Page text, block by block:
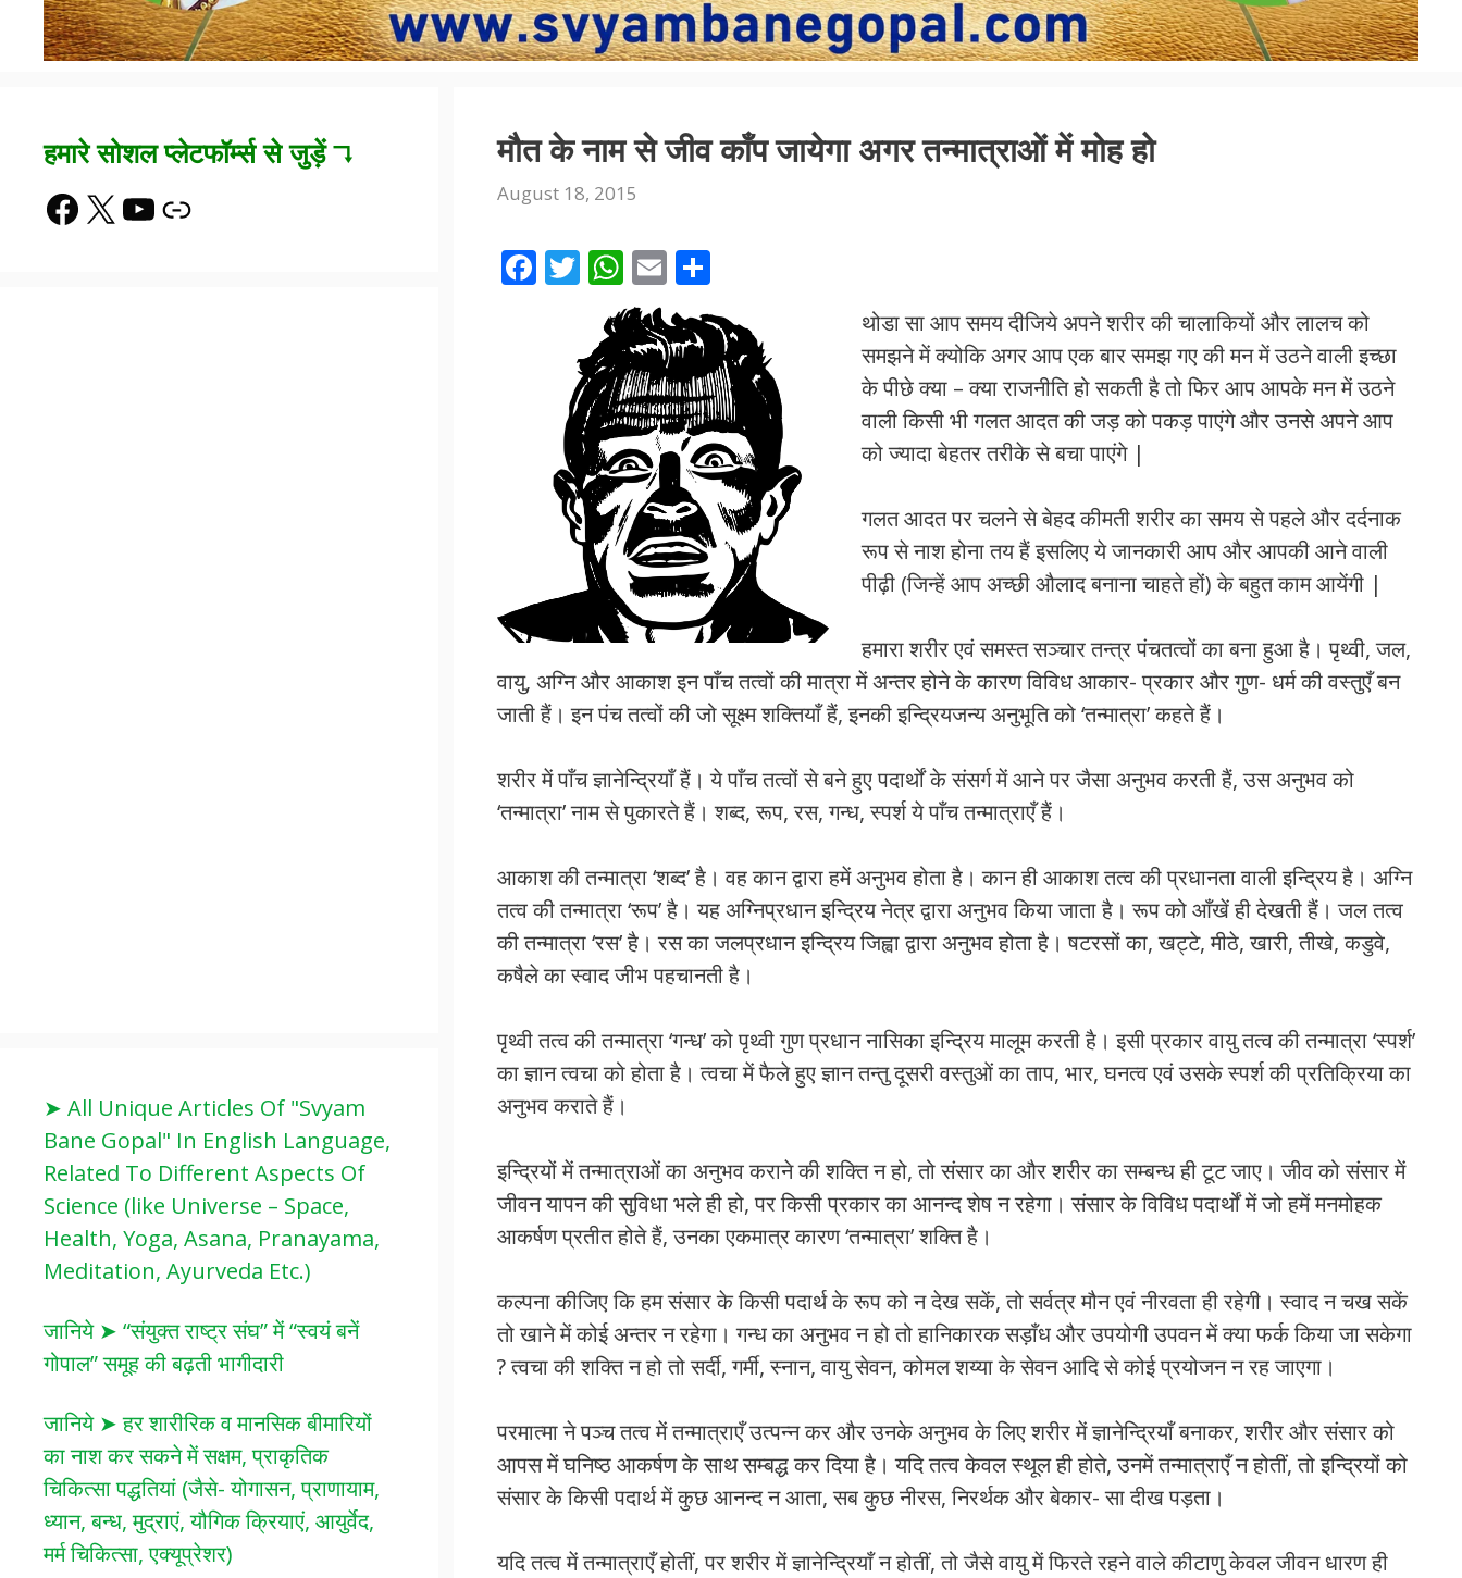
मौत के नाम से जीव काँप जायेगा अगर तन्मात्राओं में मोह हो
August 18, 2015
F
k
T
itt
er
W
h
at
s
A
p
p
E
m
ai
l
h
ar
e
थोडा सा आप समय दीजिये अपने शरीर की चालाकियों और लालच को
समझने में क्योकि अगर आप एक बार समझ गए की मन में उठने वाली इच्छा
के पीछे क्या – क्या राजनीति हो सकती है तो फिर आप आपके मन में उठने
वाली किसी भी गलत आदत की जड़ को पकड़ पाएंगे और उनसे अपने आप
को ज्यादा बेहतर तरीके से बचा पाएंगे |
गलत आदत पर चलने से बेहद कीमती शरीर का समय से पहले और दर्दनाक
रूप से नाश होना तय हैं इसलिए ये जानकारी आप और आपकी आने वाली
पीढ़ी (जिन्हें आप अच्छी औलाद बनाना चाहते हों) के बहुत काम आयेंगी |
हमारा शरीर एवं समस्त सञ्चार तन्त्र पंचतत्वों का बना हुआ है। पृथ्वी, जल,
वायु, अग्नि और आकाश इन पाँच तत्वों की मात्रा में अन्तर होने के कारण विविध आकार- प्रकार और गुण- धर्म की वस्तुएँ बन
जाती हैं। इन पंच तत्वों की जो सूक्ष्म शक्तियाँ हैं, इनकी इन्द्रियजन्य अनुभूति को ‘तन्मात्रा’ कहते हैं।
शरीर में पाँच ज्ञानेन्द्रियाँ हैं। ये पाँच तत्वों से बने हुए पदार्थों के संसर्ग में आने पर जैसा अनुभव करती हैं, उस अनुभव को
‘तन्मात्रा’ नाम से पुकारते हैं। शब्द, रूप, रस, गन्ध, स्पर्श ये पाँच तन्मात्राएँ हैं।
आकाश की तन्मात्रा ‘शब्द’ है। वह कान द्वारा हमें अनुभव होता है। कान ही आकाश तत्व की प्रधानता वाली इन्द्रिय है। अग्नि
तत्व की तन्मात्रा ‘रूप’ है। यह अग्निप्रधान इन्द्रिय नेत्र द्वारा अनुभव किया जाता है। रूप को आँखें ही देखती हैं। जल तत्व
की तन्मात्रा ‘रस’ है। रस का जलप्रधान इन्द्रिय जिह्वा द्वारा अनुभव होता है। षटरसों का, खट्टे, मीठे, खारी, तीखे, कडुवे,
कषैले का स्वाद जीभ पहचानती है।
पृथ्वी तत्व की तन्मात्रा ‘गन्ध’ को पृथ्वी गुण प्रधान नासिका इन्द्रिय मालूम करती है। इसी प्रकार वायु तत्व की तन्मात्रा ‘स्पर्श’
का ज्ञान त्वचा को होता है। त्वचा में फैले हुए ज्ञान तन्तु दूसरी वस्तुओं का ताप, भार, घनत्व एवं उसके स्पर्श की प्रतिक्रिया का
अनुभव कराते हैं।
इन्द्रियों में तन्मात्राओं का अनुभव कराने की शक्ति न हो, तो संसार का और शरीर का सम्बन्ध ही टूट जाए। जीव को संसार में
जीवन यापन की सुविधा भले ही हो, पर किसी प्रकार का आनन्द शेष न रहेगा। संसार के विविध पदार्थों में जो हमें मनमोहक
आकर्षण प्रतीत होते हैं, उनका एकमात्र कारण ‘तन्मात्रा’ शक्ति है।
कल्पना कीजिए कि हम संसार के किसी पदार्थ के रूप को न देख सकें, तो सर्वत्र मौन एवं नीरवता ही रहेगी। स्वाद न चख सकें
तो खाने में कोई अन्तर न रहेगा। गन्ध का अनुभव न हो तो हानिकारक सड़ाँध और उपयोगी उपवन में क्या फर्क किया जा सकेगा
? त्वचा की शक्ति न हो तो सर्दी, गर्मी, स्नान, वायु सेवन, कोमल शय्या के सेवन आदि से कोई प्रयोजन न रह जाएगा।
परमात्मा ने पञ्च तत्व में तन्मात्राएँ उत्पन्न कर और उनके अनुभव के लिए शरीर में ज्ञानेन्द्रियाँ बनाकर, शरीर और संसार को
आपस में घनिष्ठ आकर्षण के साथ सम्बद्ध कर दिया है। यदि तत्व केवल स्थूल ही होते, उनमें तन्मात्राएँ न होतीं, तो इन्द्रियों को
संसार के किसी पदार्थ में कुछ आनन्द न आता, सब कुछ नीरस, निरर्थक और बेकार- सा दीख पड़ता।
यदि तत्व में तन्मात्राएँ होतीं, पर शरीर में ज्ञानेन्द्रियाँ न होतीं, तो जैसे वायु में फिरते रहने वाले कीटाणु केवल जीवन धारण ही
हमारे सोशल प्लेटफॉर्म्स से जुड़ें ↴
Facebook
X YouTube
Link
➤ All Unique Articles Of "Svyam
Bane Gopal" In English Language,
Related To Different Aspects Of
Science (like Universe – Space,
Health, Yoga, Asana, Pranayama,
Meditation, Ayurveda Etc.)
जानिये ➤ “संयुक्त राष्ट्र संघ” में “स्वयं बनें
गोपाल” समूह की बढ़ती भागीदारी
जानिये ➤ हर शारीरिक व मानसिक बीमारियों
का नाश कर सकने में सक्षम, प्राकृतिक
चिकित्सा पद्धतियां (जैसे- योगासन, प्राणायाम,
ध्यान, बन्ध, मुद्राएं, यौगिक क्रियाएं, आयुर्वेद,
मर्म चिकित्सा, एक्यूप्रेशर)